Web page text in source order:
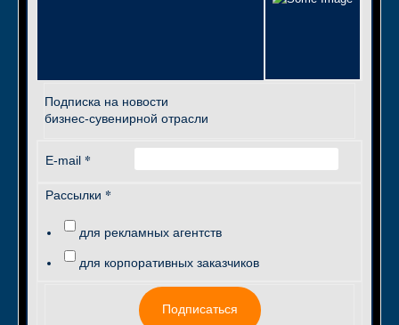
Подписка на новости
бизнес-сувенирной отрасли
E-mail *
Рассылки *
для рекламных агентств
для корпоративных заказчиков
Подписаться